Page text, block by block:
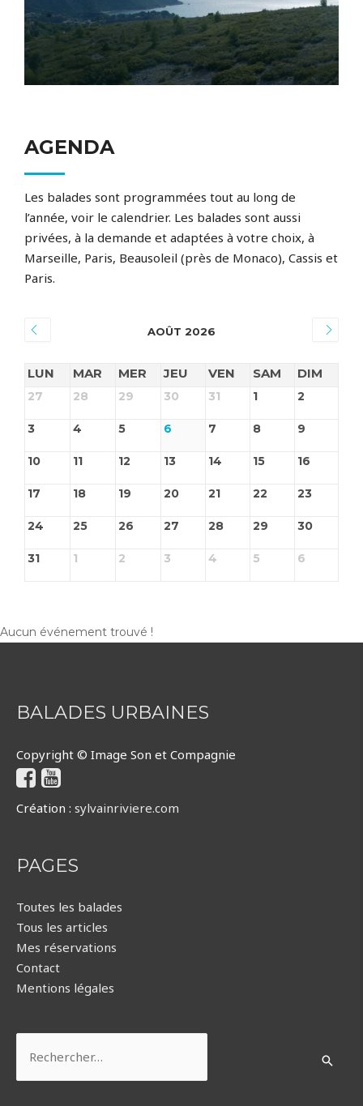
AGENDA
Les balades sont programmées tout au long de
l’année, voir le calendrier. Les balades sont aussi
privées, à la demande et adaptées à votre choix, à
Marseille, Paris, Beausoleil (près de Monaco), Cassis et
Paris.
AOÛT 2026
LUN MAR MER JEU VEN SAM DIM
27 28 29 30 31 1 2
3 4 5 6 7 8 9
10 11 12 13 14 15 16
17 18 19 20 21 22 23
24 25 26 27 28 29 30
31 1 2 3 4 5 6
Aucun événement trouvé !
BALADES URBAINES
Copyright © Image Son et Compagnie
Création : sylvainriviere.com
PAGES
Toutes les balades
Tous les articles
Mes réservations
Contact
Mentions légales